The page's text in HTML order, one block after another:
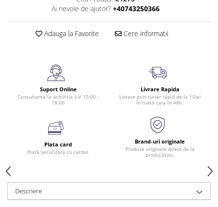
Ai nevoie de ajutor? +40743250366
Adauga la Favorite Cere informatii
Suport Online
Consultanta la achizitie L-V 10:00 -
18:00
Livrare Rapida
Livrare prin curier rapid de la 15lei
în toată țara în 48h.
Plata card
Plată securizată cu cardul.
Brand-uri originale
Produse originale direct de la
producători.
Descriere